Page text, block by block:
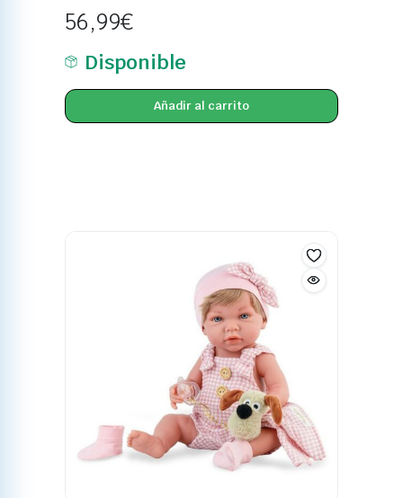
56,99€
Disponible
Añadir al carrito